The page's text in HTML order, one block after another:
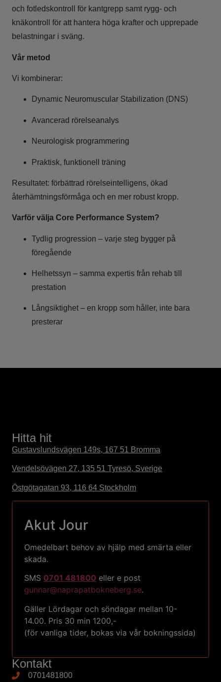
och fotledskontroll för kantgrepp samt rygg- och
knäkontroll för att hantera höga krafter och upprepade
belastningar i sväng.
Vår metod
Vi kombinerar:
Dynamic Neuromuscular Stabilization (DNS)
Avancerad rörelseanalys
Neurologisk programmering
Praktisk, funktionell träning
Resultatet: förbättrad rörelseintelligens, ökad
återhämtningsförmåga och en mer robust kropp.
Varför välja Core Performance System?
Tydlig progression – varje steg bygger på
föregående
Helhetssyn – samma expertis från rehab till
prestation
Långsiktighet – en kropp som håller, inte bara
presterar
Hitta hit
Gustavslundsvägen 149s, 167 51 Bromma
Vendelsövägen 27, 135 51 Tyresö, Sverige
Östgötagatan 93, 116 64 Stockholm
Akut Jour
Omedelbart behov av hjälp med smärta eller
skada.
SMS 0701 481800 eller e post
gunnar@naprapatbokneberg.se.
Gäller Lördagar och söndagar mellan 10-
14.00. Pris 30 min 1200,-
(för vanliga tider, bokas via vår bokningssida)
Kontakt
0701481800